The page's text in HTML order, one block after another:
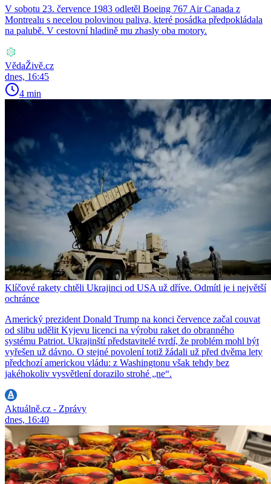
V sobotu 23. července 1983 odletěl Boeing 767 Air Canada z
Montrealu s necelou polovinou paliva, které posádka předpokládala
na palubě. V cestovní hladině mu zhasly oba motory.
VědaŽivě.cz
dnes, 16:45
4 min
Klíčové rakety chtěli Ukrajinci od USA už dříve. Odmítl je i největší
ochránce
Americký prezident Donald Trump na konci července začal couvat
od slibu udělit Kyjevu licenci na výrobu raket do obranného
systému Patriot. Ukrajinští představitelé tvrdí, že problém mohl být
vyřešen už dávno. O stejné povolení totiž žádali už před dvěma lety
předchozí americkou vládu: z Washingtonu však tehdy bez
jakéhokoliv vysvětlení dorazilo strohé „ne“.
Aktuálně.cz - Zprávy
dnes, 16:40